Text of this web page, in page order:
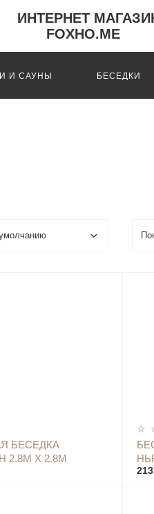
И САУНЫ БЕСЕДКИ
БЕСЕДКА
2.8М Х 2.8М
КУПИТЬ